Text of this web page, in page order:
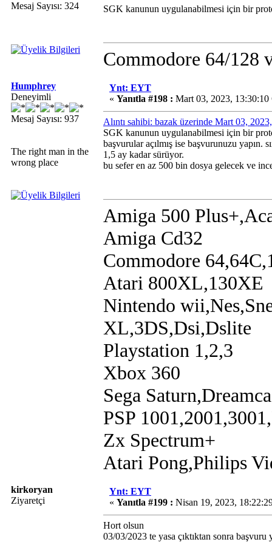
Mesaj Sayısı: 324 SGK kanunun uygulanabilmesi için bir
Commodore 64/128
Humphrey
Deneyimli
Mesaj Sayısı: 937
The right man in the
wrong place
Ynt: EYT
« Yanıtla #198 : Mart 03, 2023, 13:30:10
Alıntı sahibi: bazak üzerinde Mart 03,
SGK kanunun uygulanabilmesi için bir
başvurular açılmış ise başvurunuzu
1,5 ay kadar sürüyor.
bu sefer en az 500 bin dosya gelecek ve
Amiga 500
Amiga Cd32
Commodore
Atari 800XL,130XE
Nintendo
XL,3DS,Dsi,Dslite
Playstation 1,2,3
Xbox 360
Sega
PSP
Zx Spectrum+
Atari Pong,Philips
kirkoryan
Ziyaretçi
Ynt: EYT
« Yanıtla #199 : Nisan 19, 2023,
Hort olsun
03/03/2023 te yasa çıktıktan sonra